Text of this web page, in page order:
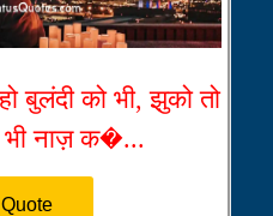
बुलंदी को भी, झुको तो
भी नाज़ क�...